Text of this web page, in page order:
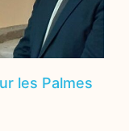
les Palmes